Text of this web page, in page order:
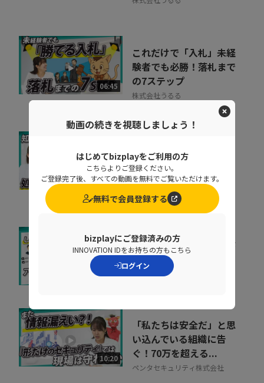
06:45
これだけで「入札」未経
験者でも必勝！落札まで
の7ステップ
株式会社うるる
07:02
ュリティを強化するとき
に処理速度を落と...
ペンタセキュリティ株式会社
07:34
増え続けるID、見きれな
い管理が事故を生む理由
株式会社インターネットイニシ
10:20
「私たちは安全だ」と思
い込んでいる組織に告
ぐ！70万を超える...
ペンタセキュリティ株式会社
動画の続きを視聴しましょう！
はじめてbizplayをご利用の方
こちらよりご登録ください。
ご登録完了後、すべての動画を無料でご覧いただけます。
無料で会員登録する
bizplayにご登録済みの方
INNOVATION IDをお持ちの方もこちら
ログイン